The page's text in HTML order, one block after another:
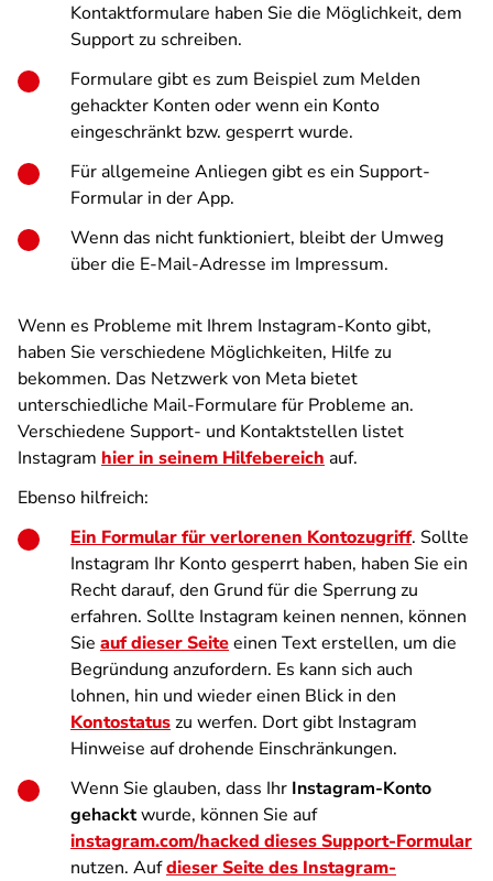
Kontaktformulare haben Sie die Möglichkeit, dem
Support zu schreiben.
Formulare gibt es zum Beispiel zum Melden
gehackter Konten oder wenn ein Konto
eingeschränkt bzw. gesperrt wurde.
Für allgemeine Anliegen gibt es ein Support-
Formular in der App.
Wenn das nicht funktioniert, bleibt der Umweg
über die E-Mail-Adresse im Impressum.
Wenn es Probleme mit Ihrem Instagram-Konto gibt,
haben Sie verschiedene Möglichkeiten, Hilfe zu
bekommen. Das Netzwerk von Meta bietet
unterschiedliche Mail-Formulare für Probleme an.
Verschiedene Support- und Kontaktstellen listet
Instagram hier in seinem Hilfebereich auf.
Ebenso hilfreich:
Ein Formular für verlorenen Kontozugriff. Sollte
Instagram Ihr Konto gesperrt haben, haben Sie ein
Recht darauf, den Grund für die Sperrung zu
erfahren. Sollte Instagram keinen nennen, können
Sie auf dieser Seiteeinen Text erstellen, um die
Begründung anzufordern. Es kann sich auch
lohnen, hin und wieder einen Blick in den
Kontostatuszu werfen. Dort gibt Instagram
Hinweise auf drohende Einschränkungen.
Wenn Sie glauben, dass Ihr Instagram-Konto
gehacktwurde, können Sie auf
instagram.com/hacked dieses Support-Formular
nutzen. Aufdieser Seite des Instagram-